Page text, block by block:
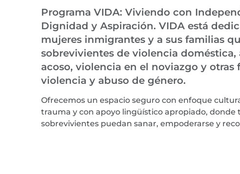
Programa VIDA: Viviendo con
Dignidad y Aspiración. VIDA está
mujeres inmigrantes y a sus familias
sobrevivientes de violencia doméstica,
acoso, violencia en el noviazgo y otras
violencia y abuso de género.
Ofrecemos un espacio seguro con enfoque
trauma y con apoyo lingüístico apropiado, donde
sobrevivientes puedan sanar, empoderarse y